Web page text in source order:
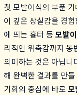
첫 모발이식의 부푼
이 깊은 상실감을 경
에 띄는 흉터 등 모발
리적인 위축감까지 동
의미하는 것은 아닙니
해 완벽한 결과를 만
기회의 중심에 바로